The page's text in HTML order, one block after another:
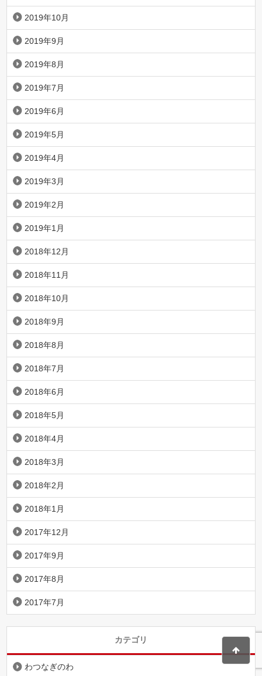
2019年10月
2019年9月
2019年8月
2019年7月
2019年6月
2019年5月
2019年4月
2019年3月
2019年2月
2019年1月
2018年12月
2018年11月
2018年10月
2018年9月
2018年8月
2018年7月
2018年6月
2018年5月
2018年4月
2018年3月
2018年2月
2018年1月
2017年12月
2017年9月
2017年8月
2017年7月
カテゴリ
わつなぎのわ